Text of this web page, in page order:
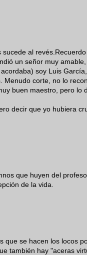
sucede al
un señor muy
soy Luis
Menudo corte, no lo
buen maestro, pero
decir que yo hubiera
que huyen del
de la vida.
que se hacen los locos
también hay "aceras